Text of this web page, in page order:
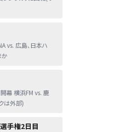
vs. 広島、日本ハ
か
開幕 横浜FM vs. 鹿
は外部)
手権2日目